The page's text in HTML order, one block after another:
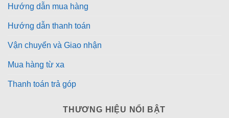
Hướng dẫn mua hàng
Hướng dẫn thanh toán
Vận chuyển và Giao nhận
Mua hàng từ xa
Thanh toán trả góp
THƯƠNG HIỆU NỔI BẬT